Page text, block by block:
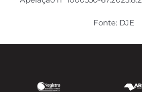
Fonte: DJE